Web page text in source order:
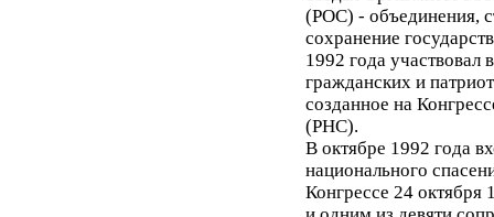
(РОС) - объединения,
сохранение
1992 года участвовал
гражданских и
созданное на
(РНС).
В октябре 1992 года
национального
Конгрессе 24 октября